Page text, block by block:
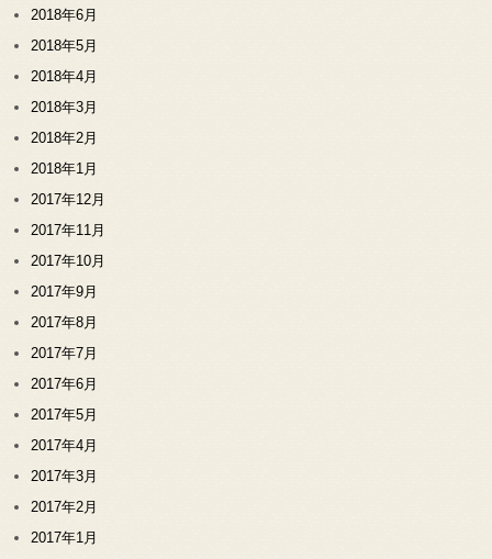
2018年6月
2018年5月
2018年4月
2018年3月
2018年2月
2018年1月
2017年12月
2017年11月
2017年10月
2017年9月
2017年8月
2017年7月
2017年6月
2017年5月
2017年4月
2017年3月
2017年2月
2017年1月